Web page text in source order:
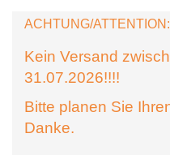
ACHTUNG/ATTENTION:
Kein Versand
31.07.2026!!!!
Bitte planen Sie
Danke.